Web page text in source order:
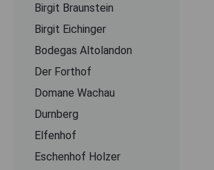
Birgit Braunstein
Birgit Eichinger
Bodegas Altolandon
Der Forthof
Domane Wachau
Durnberg
Elfenhof
Eschenhof Holzer